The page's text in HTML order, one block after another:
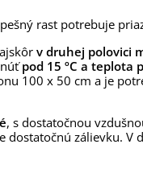
rast potrebuje
v druhej polovici
pod 15 ºC a teplota
100 x 50 cm a je
, s dostatočnou
zálievku. V